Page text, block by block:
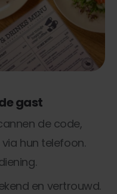
gast
de code,
hun telefoon.
en vertrouwd.